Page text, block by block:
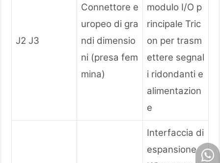
J2 J3
Connettore e
uropeo di gra
ndi dimensio
ni (presa fem
mina)
modulo I/O p
rincipale Tric
on per trasm
ettere segnal
i ridondanti e
alimentazion
e
Interfaccia di
espansione